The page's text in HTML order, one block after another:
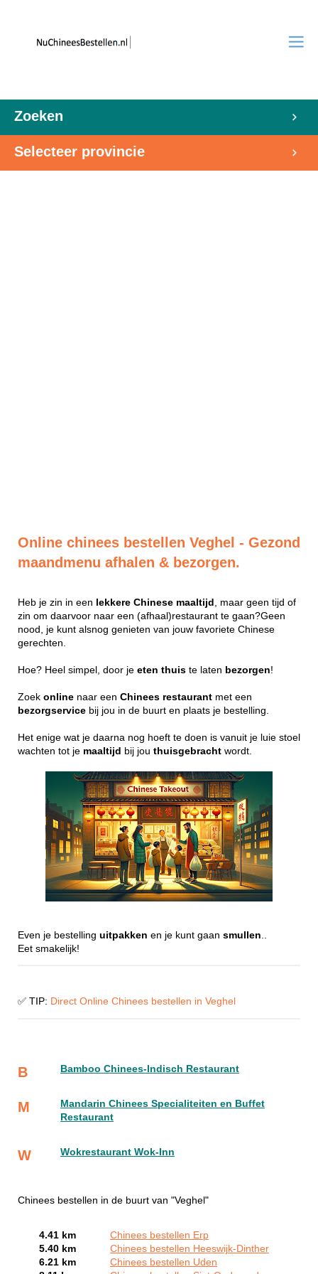
Zoeken
Selecteer provincie
Online chinees bestellen Veghel - Gezond
maandmenu afhalen & bezorgen.
Heb je zin in een lekkere Chinese maaltijd , maar geen tijd of
zin om daarvoor naar een (afhaal)restaurant te gaan?Geen
nood, je kunt alsnog genieten van jouw favoriete Chinese
gerechten.
Hoe? Heel simpel, door je eten thuis te laten bezorgen!
Zoek online naar een Chinees restaurant met een
bezorgservice bij jou in de buurt en plaats je bestelling.
Het enige wat je daarna nog hoeft te doen is vanuit je luie stoel
wachten tot je maaltijd bij jou thuisgebracht wordt.
Even je bestelling uitpakken en je kunt gaan smullen
Eet smakelijk!
✅ TIP: Direct Online Chinees bestellen in Veghel
B Bamboo Chinees-Indisch Restaurant
M
Mandarin Chinees Specialiteiten en Buffet
Restaurant
W Wokrestaurant Wok-Inn
Chinees bestellen in de buurt van "Veghel"
4.41 km
Chinees bestellen Erp
5.40 km
Chinees bestellen Heeswijk-Dinther
6.21 km
Chinees bestellen Uden